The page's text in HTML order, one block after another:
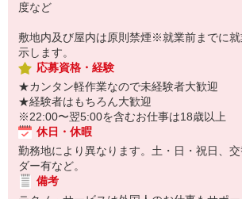
度など
敷地内及び屋内は原則禁煙※就業前までに
示します。
応募資格・経験
★カンタン軽作業なので未経験者大歓迎
★経験者はもちろん大歓迎
※22:00〜翌5:00を含むお仕事は18歳以上
休日・休暇
勤務地により異なります。土・日・祝日、
ダー有など。
備考